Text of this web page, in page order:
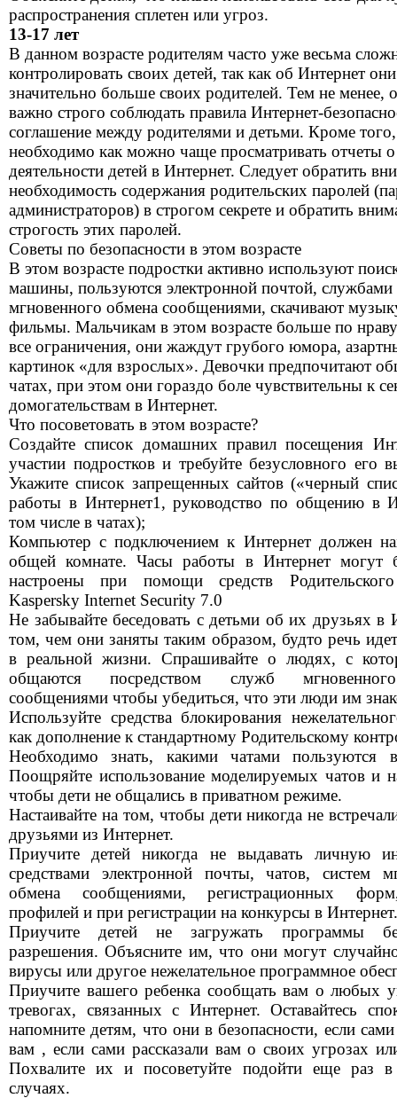
распространения сплетен или угроз.
13-17 лет
В данном возрасте родителям часто уже весьма
контролировать своих детей, так как об Интернет
значительно больше своих родителей. Тем не менее,
важно строго соблюдать правила Интернет-
соглашение между родителями и детьми. Кроме того,
необходимо как можно чаще просматривать отчеты о
деятельности детей в Интернет. Следует обратить
необходимость содержания родительских паролей
администраторов) в строгом секрете и обратить
строгость этих паролей.
Советы по безопасности в этом возрасте
В этом возрасте подростки активно используют
машины, пользуются электронной почтой, службами
мгновенного обмена сообщениями, скачивают
фильмы. Мальчикам в этом возрасте больше по нраву
все ограничения, они жаждут грубого юмора,
картинок «для взрослых». Девочки предпочитают
чатах, при этом они гораздо боле чувствительны к
домогательствам в Интернет.
Что посоветовать в этом возрасте?
Создайте список домашних правил посещения
участии подростков и требуйте безусловного его
Укажите список запрещенных сайтов («черный
работы в Интернет1, руководство по общению в
том числе в чатах);
Компьютер с подключением к Интернет должен
общей комнате. Часы работы в Интернет могут
настроены при помощи средств
Kaspersky Internet Security 7.0
Не забывайте беседовать с детьми об их друзьях в
том, чем они заняты таким образом, будто речь
в реальной жизни. Спрашивайте о людях, с
общаются посредством служб
сообщениями чтобы убедиться, что эти люди им
Используйте средства блокирования
как дополнение к стандартному Родительскому
Необходимо знать, какими чатами пользуются
Поощряйте использование моделируемых чатов и
чтобы дети не общались в приватном режиме.
Настаивайте на том, чтобы дети никогда не
друзьями из Интернет.
Приучите детей никогда не выдавать личную
средствами электронной почты, чатов, систем
обмена сообщениями, регистрационных
профилей и при регистрации на конкурсы в Интернет.
Приучите детей не загружать программы
разрешения. Объясните им, что они могут
вирусы или другое нежелательное программное
Приучите вашего ребенка сообщать вам о любых
тревогах, связанных с Интернет. Оставайтесь
напомните детям, что они в безопасности, если сами
вам , если сами рассказали вам о своих угрозах
Похвалите их и посоветуйте подойти еще раз
случаях.